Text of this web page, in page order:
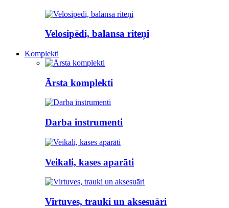
Velosipēdi, balansa riteņi
Komplekti
Ārsta komplekti
Darba instrumenti
Veikali, kases aparāti
Virtuves, trauki un aksesuāri